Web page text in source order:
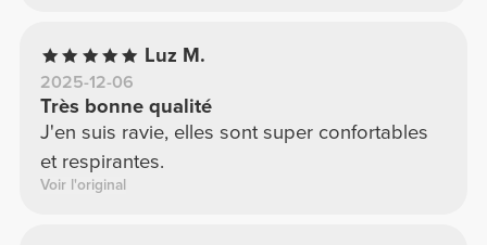
Luz M.
2025-12-06
Très bonne qualité
J'en suis ravie, elles sont super confortables
et respirantes.
Voir l'original